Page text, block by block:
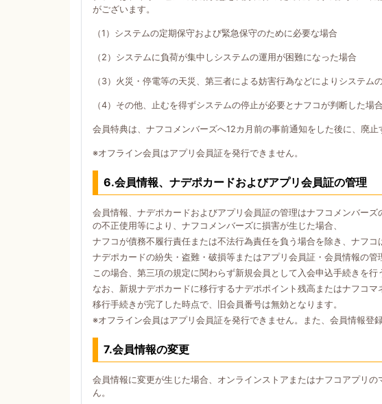
がございます。
（1）システムの定期保守および緊急保守のために必要な場合
（2）システムに負荷が集中しシステムの運用が困難になった場合
（3）火災・停電等の天災、第三者による妨害行為などによりシステム
（4）その他、止むを得ずシステムの停止が必要とナフコが判断した場合
会員特典は、ナフコメンバーズへ12カ月前の事前通知をした後に、廃止
※オフライン会員はアプリ会員証を発行できません。
6.会員情報、ナデポカードおよびアプリ会員証の管理
会員情報、ナデポカードおよびアプリ会員証の管理はナフコメンバー
の不正使用等により、ナフコメンバーズに損害が生じた場合、
ナフコが債務不履行責任または不法行為責任を負う場合を除き、ナフコ
ナデポカードの紛失・盗難・破損等またはアプリ会員証・会員情報の
この場合、第三項の規定に関わらず新規会員として入会申込手続きを
なお、新規ナデポカードに移行するナデポポイント残高またはナフコ
移行手続きが完了した時点で、旧会員番号は無効となります。
※オフライン会員はアプリ会員証を発行できません。また、会員情報登
7.会員情報の変更
会員情報に変更が生じた場合、オンラインストアまたはナフコアプリ
ん。